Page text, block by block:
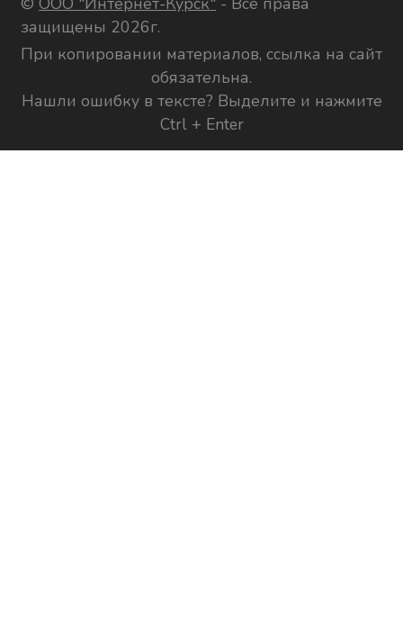
защищены 2026г.
При копировании материалов, ссылка на сайт
обязательна.
Нашли ошибку в тексте? Выделите и нажмите
Ctrl + Enter